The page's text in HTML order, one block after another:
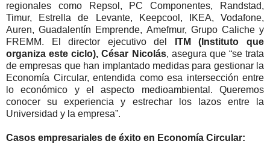
regionales como Repsol, PC Componentes, Randstad,
Timur, Estrella de Levante, Keepcool, IKEA, Vodafone,
Auren, Guadalentín Emprende, Amefmur, Grupo Caliche y
FREMM. El director ejecutivo del
ITM (Instituto que
organiza este ciclo), César Nicolás, asegura que “se trata
de empresas que han implantado medidas para gestionar la
Economía Circular, entendida como esa intersección entre
lo económico y el aspecto medioambiental. Queremos
conocer su experiencia y estrechar los lazos entre la
Universidad y la empresa”.
Casos empresariales de éxito en Economía Circular: